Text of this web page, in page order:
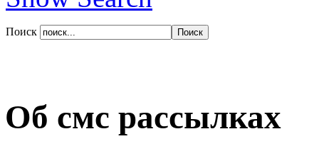
Поиск
Об смс рассылках